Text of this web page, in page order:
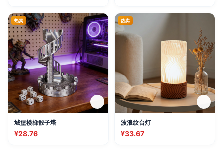
热卖
城堡楼梯骰子塔
¥28.76
热卖
波浪纹台灯
¥33.67